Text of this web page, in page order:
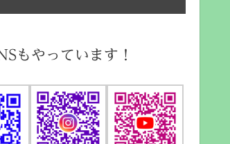
もやっています！